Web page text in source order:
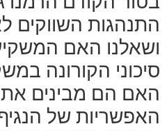
התנהגות השווקים
ושאלנו האם
סיכוני הקורונה
האם הם מבינים
האפשריות של